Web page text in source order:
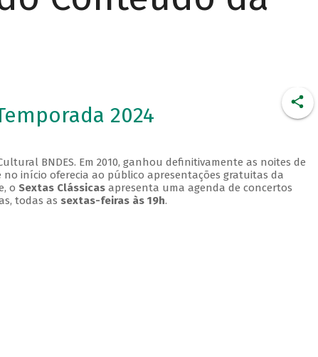
2024
BNDES. Em 2010, ganhou definitivamente as noites de
no início oferecia ao público apresentações gratuitas da
o Sextas Clássicasapresenta uma agenda de concertos
todas as sextas-feiras às 19h.